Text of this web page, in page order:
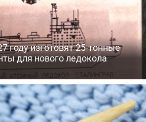
году изготовят 25-тонные
для нового ледокола